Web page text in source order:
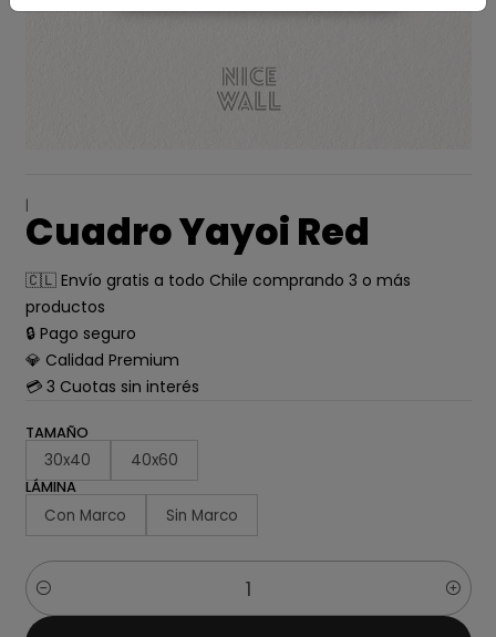
|
Cuadro Yayoi Red
🇨🇱 Envío gratis a todo Chile comprando 3 o más
productos
🔒 Pago seguro
💎 Calidad Premium
💳 3 Cuotas sin interés
TAMAÑO
30x40 40x60
LÁMINA
Con Marco Sin Marco
Cantidad